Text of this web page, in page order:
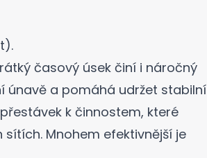
časový úsek činí i náročný
únavě a pomáhá udržet stabilní
k činnostem, které
Mnohem efektivnější je